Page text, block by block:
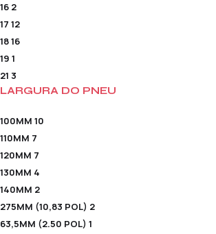
16 2
17 12
1816
19 1
21 3
LARGURA DO PNEU
100MM 10
110MM 7
120MM 7
130MM 4
140MM 2
275MM (10,83 POL) 2
63,5MM (2.50 POL) 1